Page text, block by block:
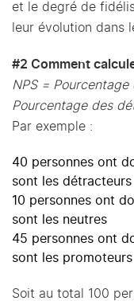
et le degré de
leur évolution dans
#2 Comment
NPS =
Pourcentage des
Par exemple :
40 personnes ont
sont les détracteurs
10 personnes ont
sont les neutres
45 personnes ont
sont les promoteurs
Soit au total 100